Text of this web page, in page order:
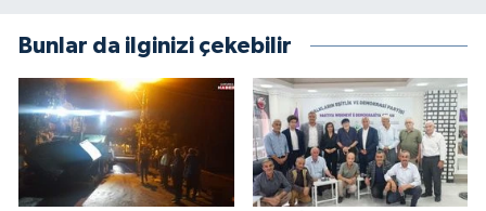
Bunlar da ilginizi çekebilir